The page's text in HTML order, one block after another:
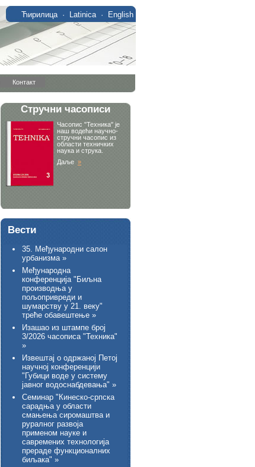
Ћирилица· Latinica· English
Контакт
Вести
35. Међународни салон
урбанизма »
Међународна
конференција "Биљна
производња у
пољопривреди и
шумарству у 21. веку"
треће обавештење »
Изашао из штампе број
3/2026 часописа "Техника"
»
Извештај о одржаној Петој
научној конференцији
"Губици воде у систему
јавног водоснабдевања" »
Семинар "Кинеско-српска
сарадња у области
смањења сиромаштва и
руралног развоја
применом науке и
савремених технологија
прераде функционалних
биљака" »